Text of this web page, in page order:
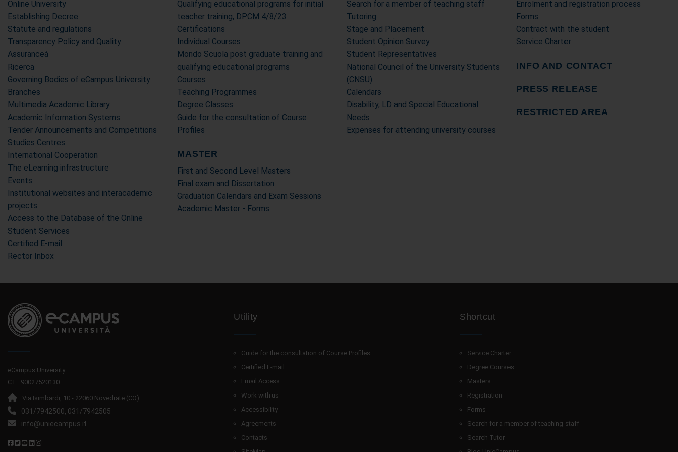
Online University
Establishing Decree
Statute and regulations
Transparency Policy and Quality
Assuranceà
Ricerca
Governing Bodies of eCampus University
Branches
Multimedia Academic Library
Academic Information Systems
Tender Announcements and Competitions
Studies Centres
International Cooperation
The eLearning infrastructure
Events
Institutional websites and interacademic
projects
Access to the Database of the Online
Student Services
Certified E-mail
Rector Inbox
Qualifying educational programs for initial
teacher training, DPCM 4/8/23
Certifications
Individual Courses
Mondo Scuola post graduate training and
qualifying educational programs
Courses
Teaching Programmes
Degree Classes
Guide for the consultation of Course
Profiles
MASTER
First and Second Level Masters
Final exam and Dissertation
Graduation Calendars and Exam Sessions
Academic Master - Forms
Search for a member of teaching staff
Tutoring
Stage and Placement
Student Opinion Survey
Student Representatives
National Council of the University Students
(CNSU)
Calendars
Disability, LD and Special Educational
Needs
Expenses for attending university courses
Enrolment and registration process
Forms
Contract with the student
Service Charter
INFO AND CONTACT
PRESS RELEASE
RESTRICTED AREA
eCampus University
C.F.: 90027520130
Via Isimbardi, 10 - 22060 Novedrate (CO)
031/7942500, 031/7942505
info@uniecampus.it
Utility
Guide for the consultation of Course Profiles
Certified E-mail
Email Access
Work with us
Accessibility
Agreements
Contacts
Shortcut
Service Charter
Degree Courses
Masters
Registration
Forms
Search for a member of teaching staff
Search Tutor